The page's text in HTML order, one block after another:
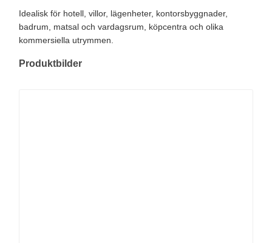
Idealisk för hotell, villor, lägenheter, kontorsbyggnader,
badrum, matsal och vardagsrum, köpcentra och olika
kommersiella utrymmen.
Produktbilder